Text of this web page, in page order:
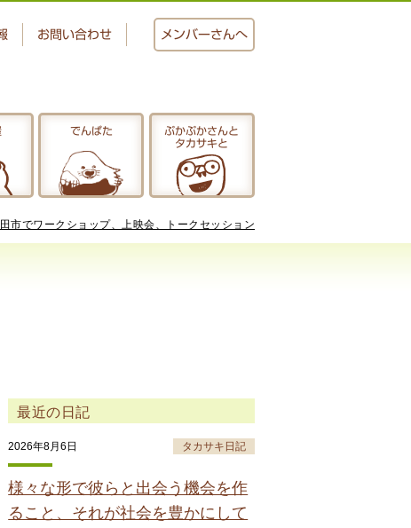
お問い合わせ メンバーさんへ
おかし工房
でんぱた
ぷかぷかさんと
タカサキと
市でワークショップ、上映会、トークセッション
最近の日記
2026年8月6日 タカサキ日記
様々な形で彼らと出会う機会を作
ること、それが社会を豊かにして